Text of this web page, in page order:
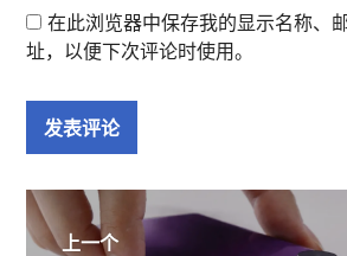
在此浏览器中保存我的显示名称、
址，以便下次评论时使用。
文上一个